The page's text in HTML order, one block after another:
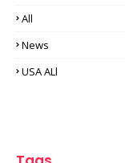
All
News
USA ALl